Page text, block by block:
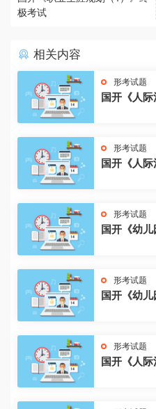
极考试
相关内容
形考试题
国开《人
形考试题
国开《人
形考试题
国开《幼
形考试题
国开《幼
形考试题
国开《人